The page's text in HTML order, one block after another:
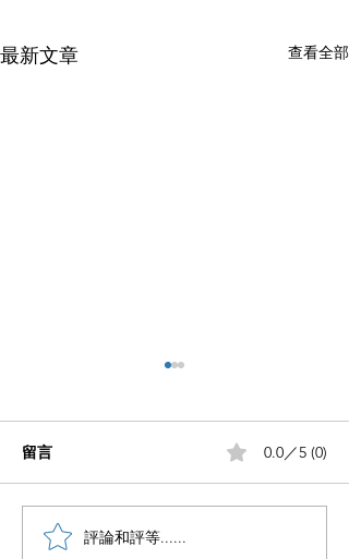
最新文章 查看全部
笔记没流量做好这5步
留言 0.0／5 (0)
評論和評等......